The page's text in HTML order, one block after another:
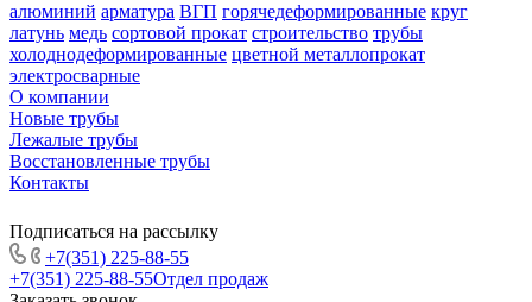
алюминий арматура ВГП горячедеформированные круг
латунь медь сортовой прокат строительство трубы
холоднодеформированные цветной металлопрокат
электросварные
О компании
Новые трубы
Лежалые трубы
Восстановленные трубы
Контакты
Подписаться на рассылку
+7(351) 225-88-55
+7(351) 225-88-55Отдел продаж